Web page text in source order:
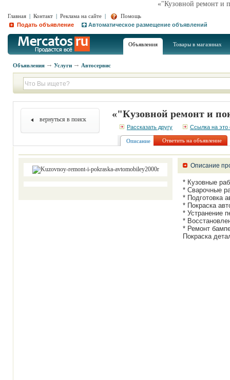
«"Кузовной ремонт и
Главная | Контакт | Реклама на сайте |
Помощь
Подать объявление
Автоматическое размещение объявлений
Объявления Товары в магазинах
Объявления Услуги Автосервис
вернуться в поиск «"Кузовной ремонт и
Рассказать другу Ссылка на это
Описание Ответить на объявление
Описание
* Кузовные
* Сварочные
* Подготовка
* Покраска
* Устранение
*
* Ремонт
Покраска